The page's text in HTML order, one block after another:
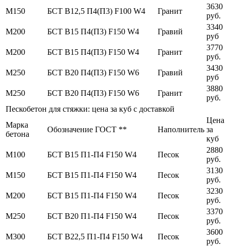
М150
БСТ В12,5 П4(П3) F100 W4 Гранит
3630
руб.
М200
БСТ В15 П4(П3) F150 W4 Гравий
3340
руб
М200
БСТ В15 П4(П3) F150 W4 Гранит
3770
руб.
М250
БСТ В20 П4(П3) F150 W6 Гравий
3430
руб
М250
БСТ В20 П4(П3) F150 W6 Гранит
3880
руб.
Пескобетон для стяжки: цена за куб с доставкой
Марка
бетона
Обозначение ГОСТ ** Наполнитель
Цена
за
куб
М100
БСТ В15 П1-П4 F150 W4 Песок
2880
руб.
М150
БСТ В15 П1-П4 F150 W4 Песок
3130
руб.
М200
БСТ В15 П1-П4 F150 W4 Песок
3230
руб.
М250
БСТ В20 П1-П4 F150 W4 Песок
3370
руб.
М300
БСТ В22,5 П1-П4 F150 W4 Песок
3600
руб.